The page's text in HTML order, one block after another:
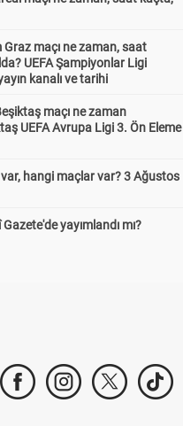
maçı ne zaman, saat
UEFA Şampiyonlar Ligi
kanalı ve tarihi
maçı ne zaman
UEFA Avrupa Ligi 3. Ön Eleme
hangi maçlar var? 3 Ağustos
yayımlandı mı?